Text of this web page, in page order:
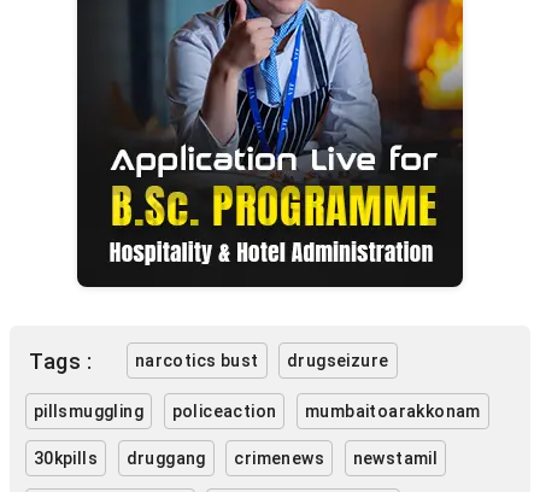
Tags : narcotics bust drugseizure
pillsmuggling policeaction mumbaitoarakkonam
30kpills druggang crimenews newstamil